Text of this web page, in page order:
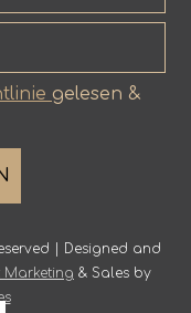
gelesen &
| Designed and
Marketing & Sales by